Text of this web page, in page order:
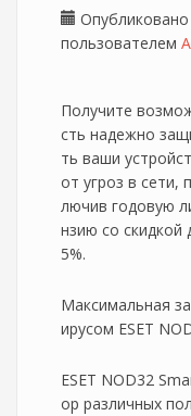
пользователем
Получите
сть надежно
ть ваши
от угроз в сети,
лючив годовую
нзию со скидкой
5%.
Максимальная
ирусом ESET
ESET NOD32
ор различных